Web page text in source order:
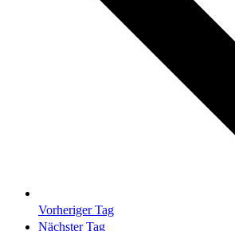
Vorheriger Tag
Nächster Tag